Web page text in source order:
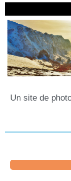
Un site de